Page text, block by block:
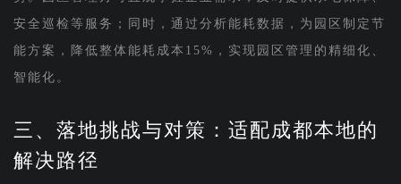
安全巡检等服务；同时，通过分析能耗数据，为园区制定节
能方案，降低整体能耗成本15%，实现园区管理的精细化、
智能化。
三、落地挑战与对策：适配成都本地的
解决路径